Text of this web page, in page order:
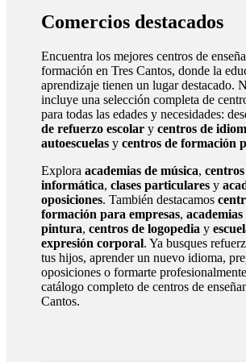
Comercios destacados
Encuentra los mejores centros de
formación en Tres Cantos, donde la
aprendizaje tienen un lugar destacado.
incluye una selección completa de
para todas las edades y necesidades:
de refuerzo escolar ycentros de
autoescuelas ycentros de formación
Exploraacademias de música,
informática,clases particulares y
oposiciones. También destacamos
formación para empresas,
pintura,centros de logopedia y
expresión corporal. Ya busques
tus hijos, aprender un nuevo idioma,
oposiciones o formarte
catálogo completo de centros de
Cantos.